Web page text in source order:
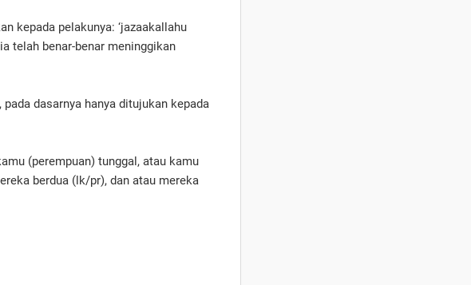
kepada pelakunya: ‘jazaakallahu
telah benar-benar meninggikan
dasarnya hanya ditujukan kepada
(perempuan) tunggal, atau kamu
berdua (lk/pr), dan atau mereka